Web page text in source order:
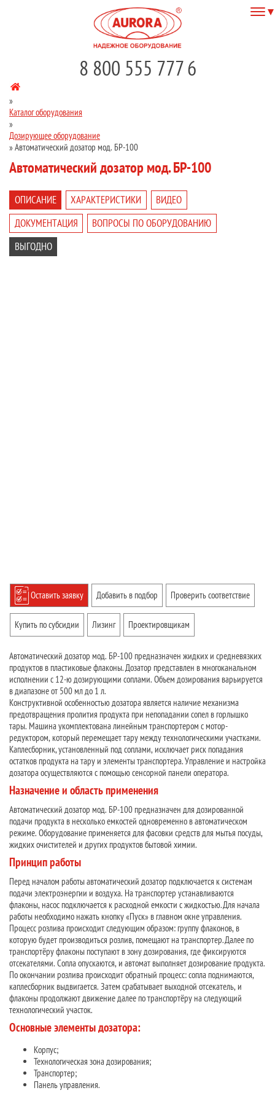
8 800 555 777 6
»
Каталог оборудования
»
Дозирующее оборудование
»Автоматический дозатор мод. БР-100
Автоматический дозатор мод. БР-100
ОПИСАНИЕ ХАРАКТЕРИСТИКИ
ВИДЕО
ДОКУМЕНТАЦИЯ
ВОПРОСЫ ПО ОБОРУДОВАНИЮ
ВЫГОДНО
Оставить заявку Добавить в подбор Проверить соответствие
Купить по субсидии Лизинг Проектировщикам
Автоматический дозатор мод. БР-100 предназначен жидких и средневязких
продуктов в пластиковые флаконы. Дозатор представлен в многоканальном
исполнении с 12-ю дозирующими соплами. Объем дозирования варьируется
в диапазоне от 500 мл до 1 л.
Конструктивной особенностью дозатора является наличие механизма
предотвращения пролития продукта при непопадании сопел в горлышко
тары. Машина укомплектована линейным транспортером с мотор-
редуктором, который перемещает тару между технологическими участками.
Каплесборник, установленный под соплами, исключает риск попадания
остатков продукта на тару и элементы транспортера. Управление и настройка
дозатора осуществляются с помощью сенсорной панели оператора.
Назначение и область применения
Автоматический дозатор мод. БР-100 предназначен для дозированной
подачи продукта в несколько емкостей одновременно в автоматическом
режиме. Оборудование применяется для фасовки средств для мытья посуды,
жидких очистителей и других продуктов бытовой химии.
Принцип работы
Перед началом работы автоматический дозатор подключается к системам
подачи электроэнергии и воздуха. На транспортер устанавливаются
флаконы, насос подключается к расходной емкости с жидкостью. Для начала
работы необходимо нажать кнопку «Пуск» в главном окне управления.
Процесс розлива происходит следующим образом: группу флаконов, в
которую будет производиться розлив, помещают на транспортер. Далее по
транспортёру флаконы поступают в зону дозирования, где фиксируются
отсекателями. Сопла опускаются, и автомат выполняет дозирование продукта.
По окончании розлива происходит обратный процесс: сопла поднимаются,
каплесборник выдвигается. Затем срабатывает выходной отсекатель, и
флаконы продолжают движение далее по транспортёру на следующий
технологический участок.
Основные элементы дозатора:
Корпус;
Технологическая зона дозирования;
Транспортер;
Панель управления.